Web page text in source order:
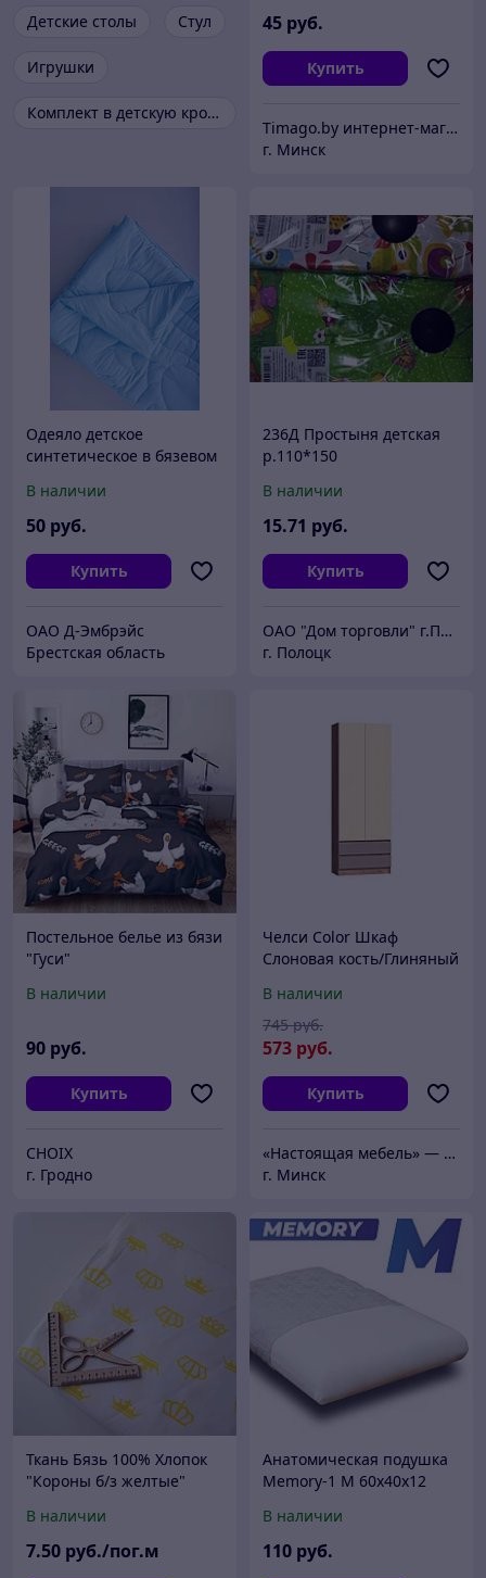
Детские столы Стул
Игрушки
Комплект в детскую кроватку
45 руб.
Купить
Timago.by интернет-магазин
г. Минск
Одеяло детское
синтетическое в бязевом
В наличии
50 руб.
Купить
ОАО Д-Эмбрэйс
Брестская область
236Д Простыня детская
р.110*150
В наличии
15.71 руб.
Купить
ОАО "Дом торговли" г.Полоцк
г. Полоцк
Постельное белье из бязи
"Гуси"
В наличии
90 руб.
Купить
CHOIX
г. Гродно
Челси Color Шкаф
Слоновая кость/Глиняный
В наличии
573 руб.
745 руб.
Купить
«Настоящая мебель» — интернет-магазин корпусной и мягкой мебели от производителей с мировым именем
г. Минск
Ткань Бязь 100% Хлопок
"Короны б/з желтые"
В наличии
7.50 руб./пог.м
Анатомическая подушка
Memory-1 M 60x40x12
В наличии
110 руб.